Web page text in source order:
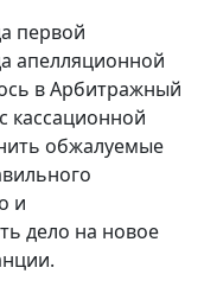
первой
апелляционной
в Арбитражный
кассационной
обжалуемые
и
дело на новое